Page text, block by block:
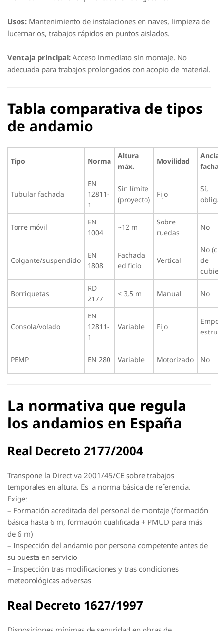
Usos: Mantenimiento de instalaciones en naves, limpieza de
lucernarios, trabajos rápidos en puntos aislados.
Ventaja principal: Acceso inmediato sin montaje. No
adecuada para trabajos prolongados con acopio de material.
Tabla comparativa de tipos
de andamio
Tipo Norma
Altura
máx.
Movilidad
Tubular fachada
EN
12811-
1
Sin límite
(proyecto)
Fijo
Sí,
Torre móvil
EN
1004
~12 m
Sobre
ruedas
No
Colgante/suspendido
EN
1808
Fachada
edificio
Vertical
No
de
Borriquetas
RD
2177
< 3,5 m Manual No
Consola/volado
EN
12811-
1
Variable Fijo
PEMP EN 280 Variable Motorizado No
La normativa que regula
los andamios en España
Real Decreto 2177/2004
Transpone la Directiva 2001/45/CE sobre trabajos
temporales en altura. Es la norma básica de referencia.
Exige:
– Formación acreditada del personal de montaje (formación
básica hasta 6 m, formación cualificada + PMUD para más
de 6 m)
– Inspección del andamio por persona competente antes de
su puesta en servicio
– Inspección tras modificaciones y tras condiciones
meteorológicas adversas
Real Decreto 1627/1997